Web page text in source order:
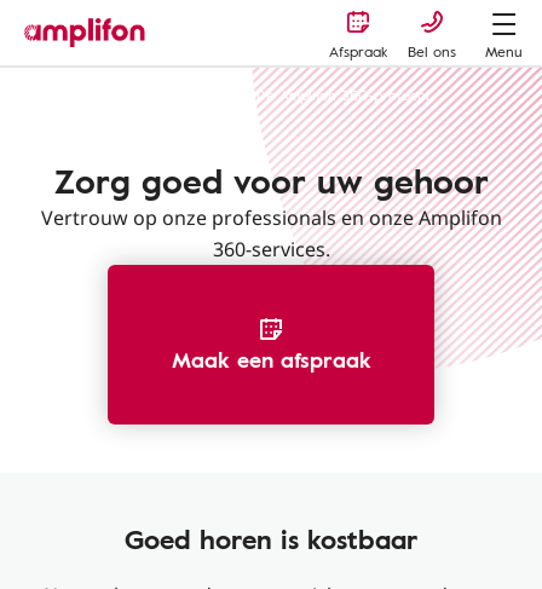
Afspraak Bel ons
Menu
De Amplifon 360-protocol
Zorg goed voor uw gehoor
Vertrouw op onze professionals en onze Amplifon
360-services.
Maak een afspraak
Goed horen is kostbaar